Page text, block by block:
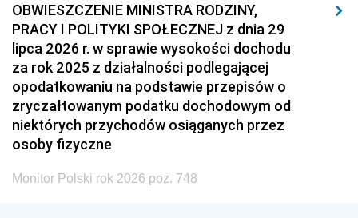
OBWIESZCZENIE MINISTRA RODZINY,
PRACY I POLITYKI SPOŁECZNEJ z dnia 29
lipca 2026 r. w sprawie wysokości dochodu
za rok 2025 z działalności podlegającej
opodatkowaniu na podstawie przepisów o
zryczałtowanym podatku dochodowym od
niektórych przychodów osiąganych przez
osoby fizyczne
Monitor Polski rok 2026 poz. 748